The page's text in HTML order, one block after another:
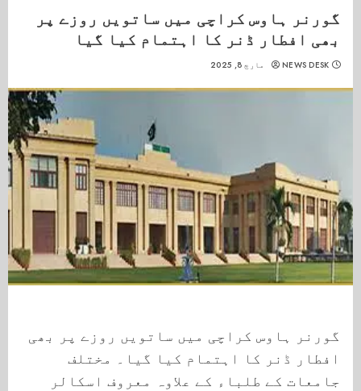
گورنر ہاوس کراچی میں ساتویں روزے پر
بھی افطار ڈنر کا اہتمام کیا گیا
NEWS DESK مارچ 8, 2025
گورنر ہاوس کراچی میں ساتویں روزے پر بھی
افطار ڈنر کا اہتمام کیا گیا۔ مختلف
جامعات کے طلباء کے علاوہ معروف اسکالر